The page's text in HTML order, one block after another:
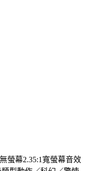
螢幕2.35:1寬螢幕音效